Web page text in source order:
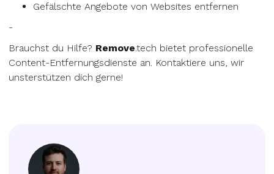
Gefälschte Angebote von Websites entfernen
-
Brauchst du Hilfe? Remove.tech bietet professionelle
Content-Entfernungsdienste an. Kontaktiere uns, wir
unsterstützen dich gerne!